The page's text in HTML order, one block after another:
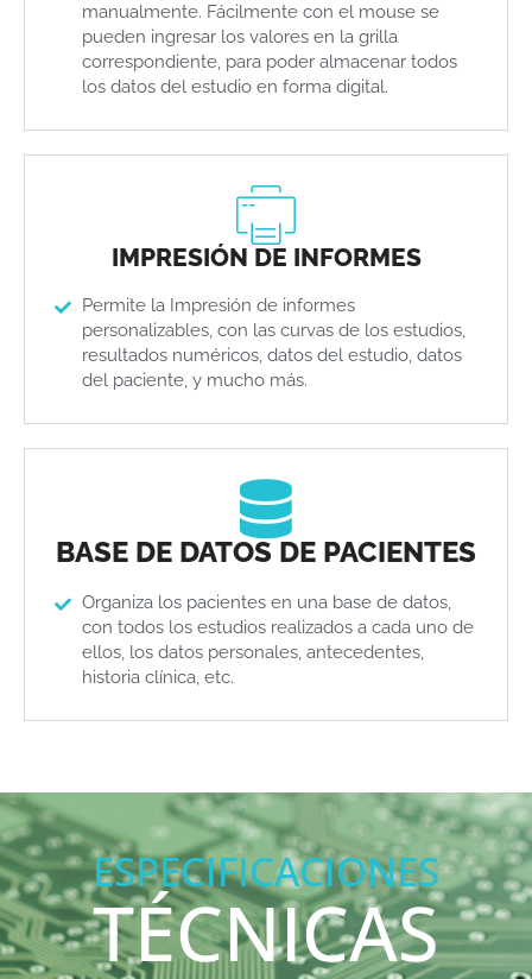
manualmente. Fácilmente con el mouse se
pueden ingresar los valores en la grilla
correspondiente, para poder almacenar todos
los datos del estudio en forma digital.
IMPRESIÓN DE INFORMES
Permite la Impresión de informes
personalizables, con las curvas de los estudios,
resultados numéricos, datos del estudio, datos
del paciente, y mucho más.
BASE DE DATOS DE PACIENTES
Organiza los pacientes en una base de datos,
con todos los estudios realizados a cada uno de
ellos, los datos personales, antecedentes,
historia clínica, etc.
ESPECIFICACIONES
TÉCNICAS